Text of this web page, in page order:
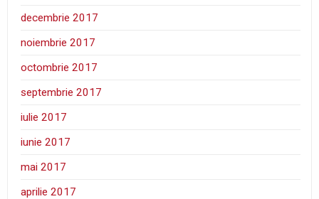
decembrie 2017
noiembrie 2017
octombrie 2017
septembrie 2017
iulie 2017
iunie 2017
mai 2017
aprilie 2017